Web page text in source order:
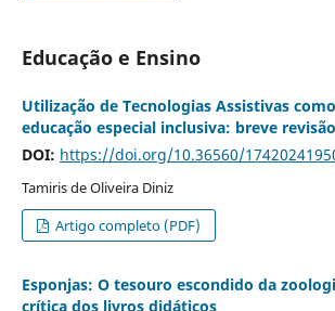
Educação e Ensino
Utilização de Tecnologias Assistivas
educação especial inclusiva: breve revisão
DOI: https://doi.org/10.36560/
Tamiris de Oliveira Diniz
Artigo completo (PDF)
Esponjas: O tesouro escondido da
crítica dos livros didáticos